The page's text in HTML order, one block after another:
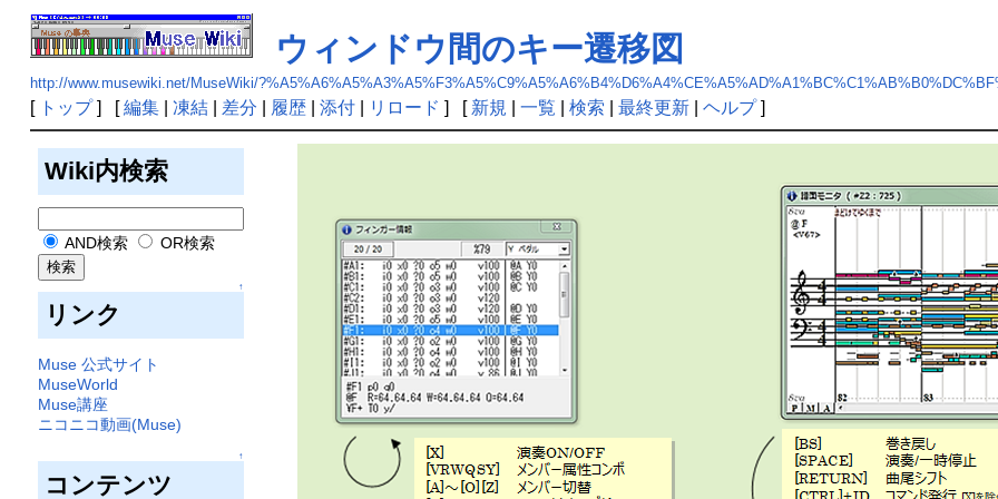
ウィンドウ間のキー遷移図
http://www.musewiki.net/MuseWiki/
[ トップ] [編集| 凍結| 差分 履歴| 添付| リロード ] [ 新規 一覧 検索 最終更新| ヘルプ]
Wiki内検索
AND検索 OR検索
↑
リンク
Muse 公式サイト
MuseWorld
Muse講座
ニコニコ動画(Muse)
↑
コンテンツ